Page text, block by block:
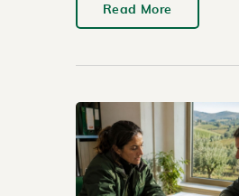
Read More